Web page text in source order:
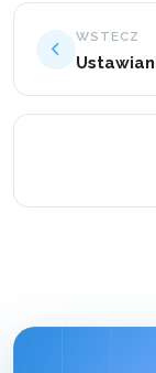
WSTECZ